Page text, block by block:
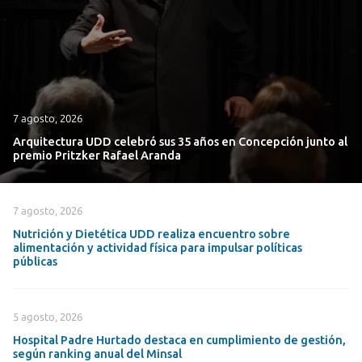
7 agosto, 2026
Arquitectura UDD celebró sus 35 años en Concepción junto al
premio Pritzker Rafael Aranda
7 agosto, 2026
Nutrición y Dietética UDD realiza encuentro sobre
alimentación y actividad física para impulsar políticas
públicas
5 agosto, 2026
Hospital Padre Hurtado destaca en cumplimiento de gestión,
según ranking anual del Minsal